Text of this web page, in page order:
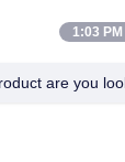
sólido
1:03 PM
are you